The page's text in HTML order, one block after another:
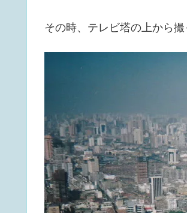
その時、テレビ塔の上から